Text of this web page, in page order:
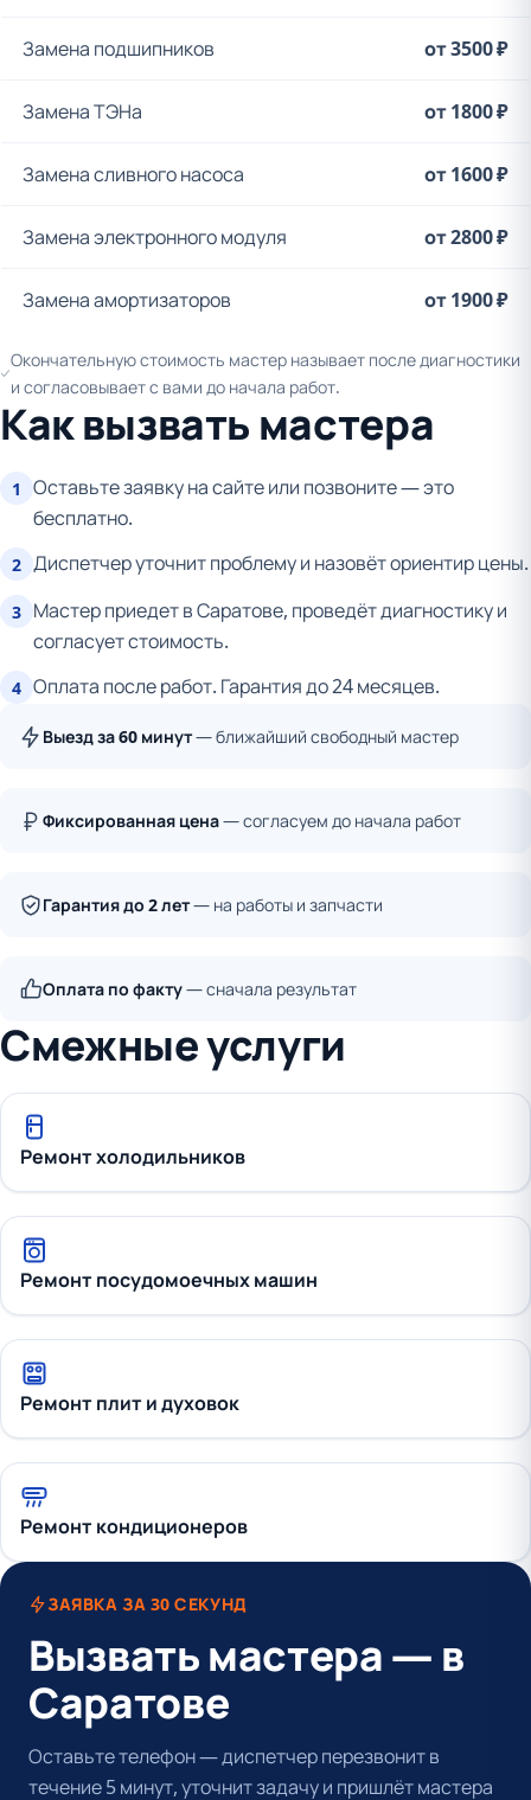
Замена подшипников от 3500 ₽
Замена ТЭНа от 1800 ₽
Замена сливного насоса от 1600 ₽
Замена электронного модуля от 2800 ₽
Замена амортизаторов от 1900 ₽
Окончательную стоимость мастер называет после диагностики
и согласовывает с вами до начала работ.
Как вызвать мастера
1
Оставьте заявку на сайте или позвоните — это
бесплатно.
2 Диспетчер уточнит проблему и назовёт ориентир цены.
3 Мастер приедет в Саратове, проведёт диагностику и
согласует стоимость.
4 Оплата после работ. Гарантия до 24 месяцев.
Выезд за 60 минут— ближайший свободный мастер
Фиксированная цена— согласуем до начала работ
Гарантия до 2 лет— на работы и запчасти
Оплата по факту— сначала результат
Смежные услуги
Ремонт холодильников
Ремонт посудомоечных машин
Ремонт плит и духовок
Ремонт кондиционеров
ЗАЯВКА ЗА 30 СЕКУНД
Вызвать мастера — в
Саратове
Оставьте телефон — диспетчер перезвонит в
течение 5 минут, уточнит задачу и пришлёт мастера